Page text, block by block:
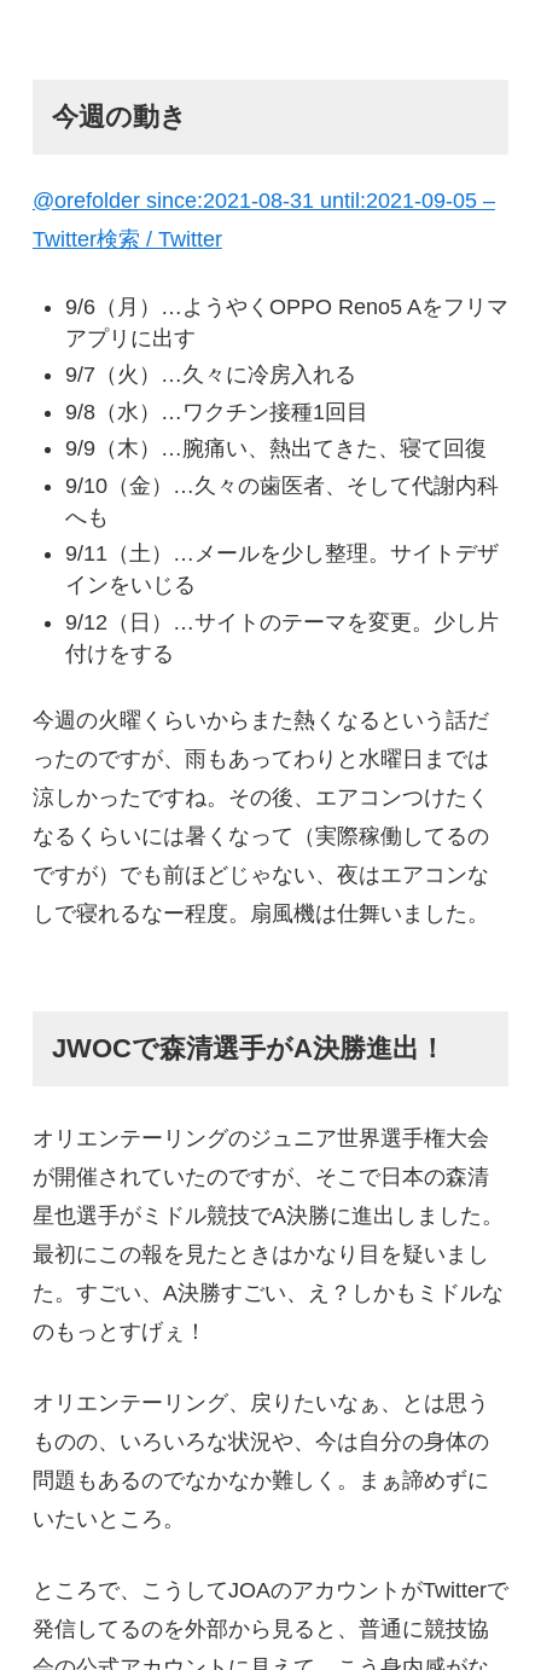
今週の動き
@orefolder since:2021-08-31 until:2021-09-05 –
Twitter検索 / Twitter
9/6（月）…ようやくOPPO Reno5 Aをフリマ
アプリに出す
9/7（火）…久々に冷房入れる
9/8（水）…ワクチン接種1回目
9/9（木）…腕痛い、熱出てきた、寝て回復
9/10（金）…久々の歯医者、そして代謝内科
へも
9/11（土）…メールを少し整理。サイトデザ
インをいじる
9/12（日）…サイトのテーマを変更。少し片
付けをする
今週の火曜くらいからまた熱くなるという話だ
ったのですが、雨もあってわりと水曜日までは
涼しかったですね。その後、エアコンつけたく
なるくらいには暑くなって（実際稼働してるの
ですが）でも前ほどじゃない、夜はエアコンな
しで寝れるなー程度。扇風機は仕舞いました。
JWOCで森清選手がA決勝進出！
オリエンテーリングのジュニア世界選手権大会
が開催されていたのですが、そこで日本の森清
星也選手がミドル競技でA決勝に進出しました。
最初にこの報を見たときはかなり目を疑いまし
た。すごい、A決勝すごい、え？しかもミドルな
のもっとすげぇ！
オリエンテーリング、戻りたいなぁ、とは思う
ものの、いろいろな状況や、今は自分の身体の
問題もあるのでなかなか難しく。まぁ諦めずに
いたいところ。
ところで、こうしてJOAのアカウントがTwitterで
発信してるのを外部から見ると、普通に競技協